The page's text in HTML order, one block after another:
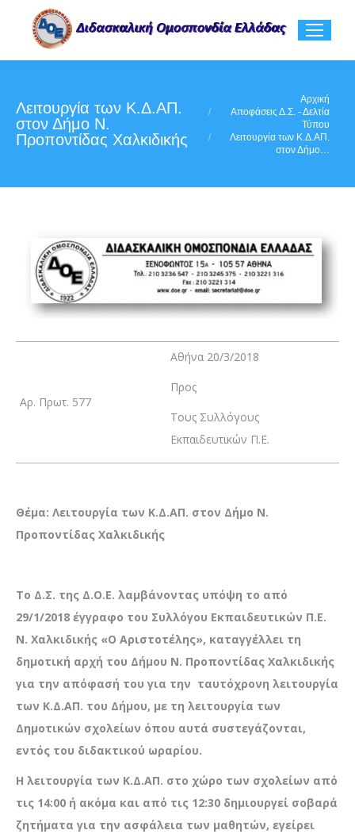
Λειτουργία των Κ.Δ.ΑΠ.
στον Δήμο Ν.
Προποντίδας Χαλκιδικής
Αρχική
Αποφάσεις Δ.Σ. - Δελτία
Τύπου
Λειτουργία των Κ.Δ.ΑΠ.
στον Δήμο…
Αρ. Πρωτ. 577
Αθήνα 20/3/2018
Προς
Τους Συλλόγους
Εκπαιδευτικών Π.Ε.
Θέμα: Λειτουργία των Κ.Δ.ΑΠ. στον Δήμο Ν.
Προποντίδας Χαλκιδικής
Το Δ.Σ. της Δ.Ο.Ε. λαμβάνοντας υπόψη το από
29/1/2018 έγγραφο του Συλλόγου Εκπαιδευτικών Π.Ε.
Ν. Χαλκιδικής «Ο Αριστοτέλης», καταγγέλλει τη
δημοτική αρχή του Δήμου Ν. Προποντίδας Χαλκιδικής
για την απόφασή του για την ταυτόχρονη λειτουργία
των Κ.Δ.ΑΠ. του Δήμου, με τη λειτουργία των
Δημοτικών σχολείων όπου αυτά συστεγάζονται,
εντός του διδακτικού ωραρίου.
Η λειτουργία των Κ.Δ.ΑΠ. στο χώρο των σχολείων από
τις 14:00 ή ακόμα και από τις 12:30 δημιουργεί σοβαρά
ζητήματα για την ασφάλεια των μαθητών, εγείρει